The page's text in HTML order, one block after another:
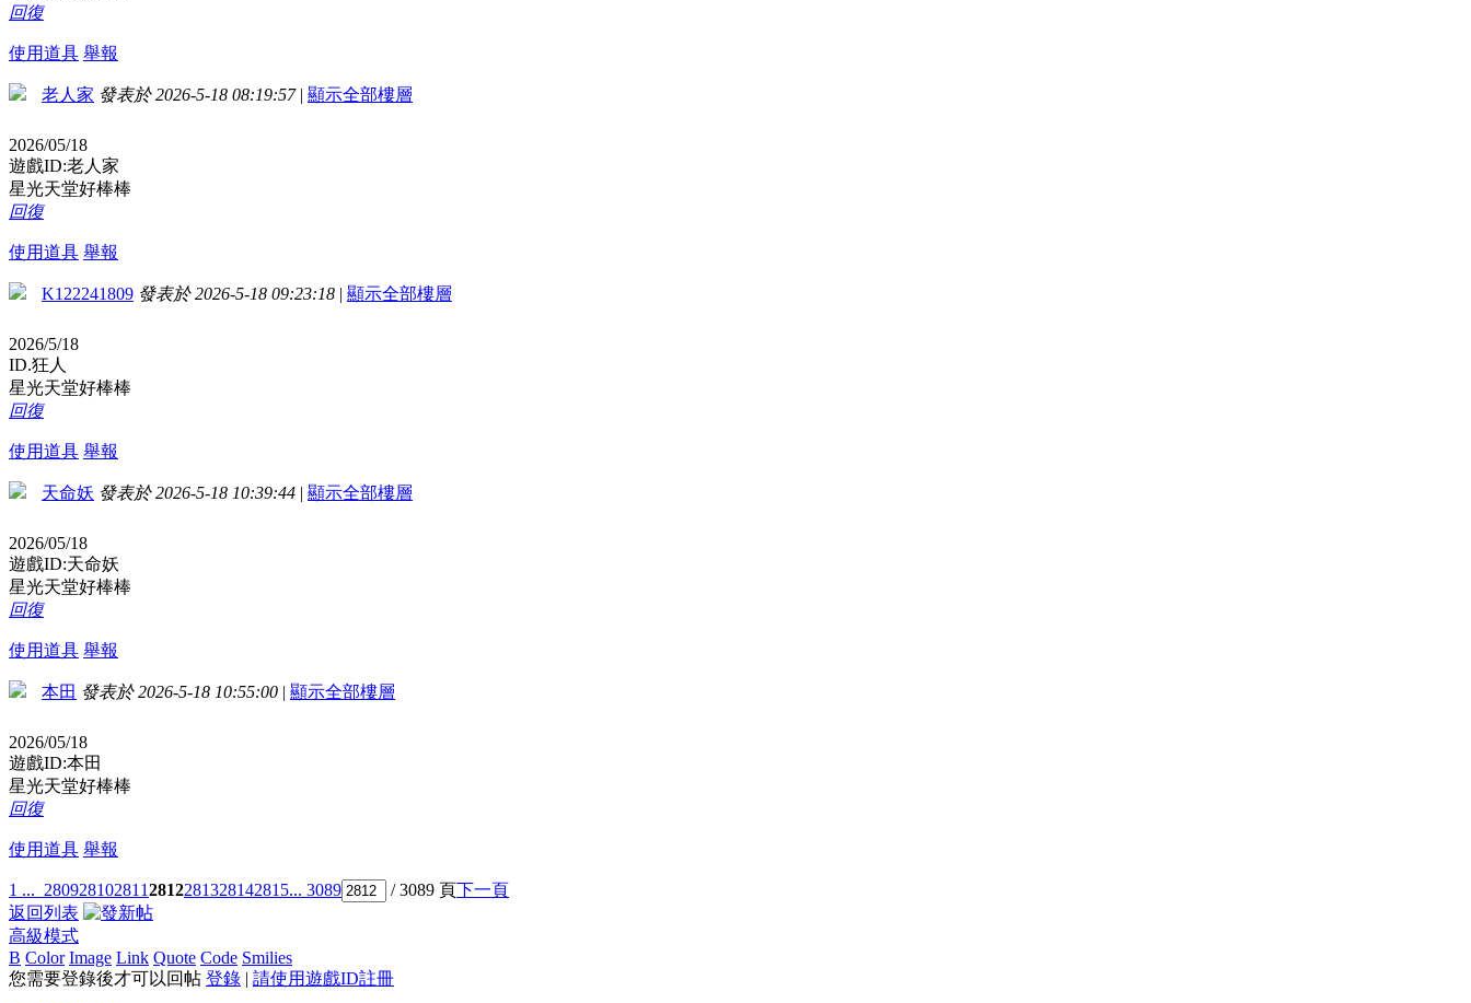
回復
使用道具 舉報
老人家 發表於 2026-5-18 08:19:57 | 顯示全部樓層
2026/05/18
遊戲ID:老人家
星光天堂好棒棒
回復
使用道具 舉報
K122241809 發表於 2026-5-18 09:23:18 | 顯示全部樓層
2026/5/18
ID.狂人
星光天堂好棒棒
回復
使用道具 舉報
天命妖 發表於 2026-5-18 10:39:44 | 顯示全部樓層
2026/05/18
遊戲ID:天命妖
星光天堂好棒棒
回復
使用道具 舉報
本田 發表於 2026-5-18 10:55:00 | 顯示全部樓層
2026/05/18
遊戲ID:本田
星光天堂好棒棒
回復
使用道具 舉報
1 ... 2809281028112812281328142815... 3089 / 3089 頁下一頁
返回列表
高級模式
B Color Image Link Quote Code Smilies
您需要登錄後才可以回帖 登錄 | 請使用遊戲ID註冊